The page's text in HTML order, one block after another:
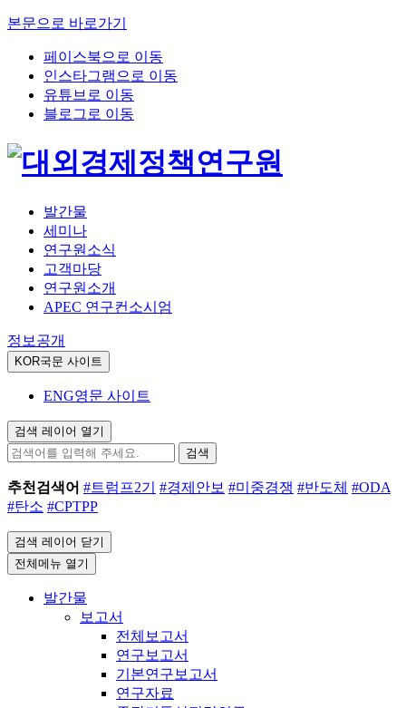
본문으로 바로가기
페이스북으로 이동
인스타그램으로 이동
유튜브로 이동
블로그로 이동
발간물
세미나
연구원소식
고객마당
연구원소개
APEC 연구컨소시엄
정보공개
KOR국문 사이트
ENG영문 사이트
검색 레이어 열기
검색
추천검색어 #트럼프2기 #경제안보 #미중경쟁 #반도체 #ODA
#탄소 #CPTPP
검색 레이어 닫기
전체메뉴 열기
발간물
보고서
전체보고서
연구보고서
기본연구보고서
연구자료